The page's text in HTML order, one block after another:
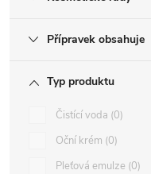
Přípravek obsahuje
Typ produktu
Čistící voda 0
Oční krém 0
Pleťová emulze 0